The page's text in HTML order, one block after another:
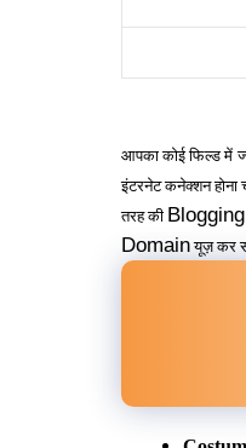
आपका कोई फिल्ड में
इंटरनेट कनेक्शन होना
तरह की
Domainयूज़ कर